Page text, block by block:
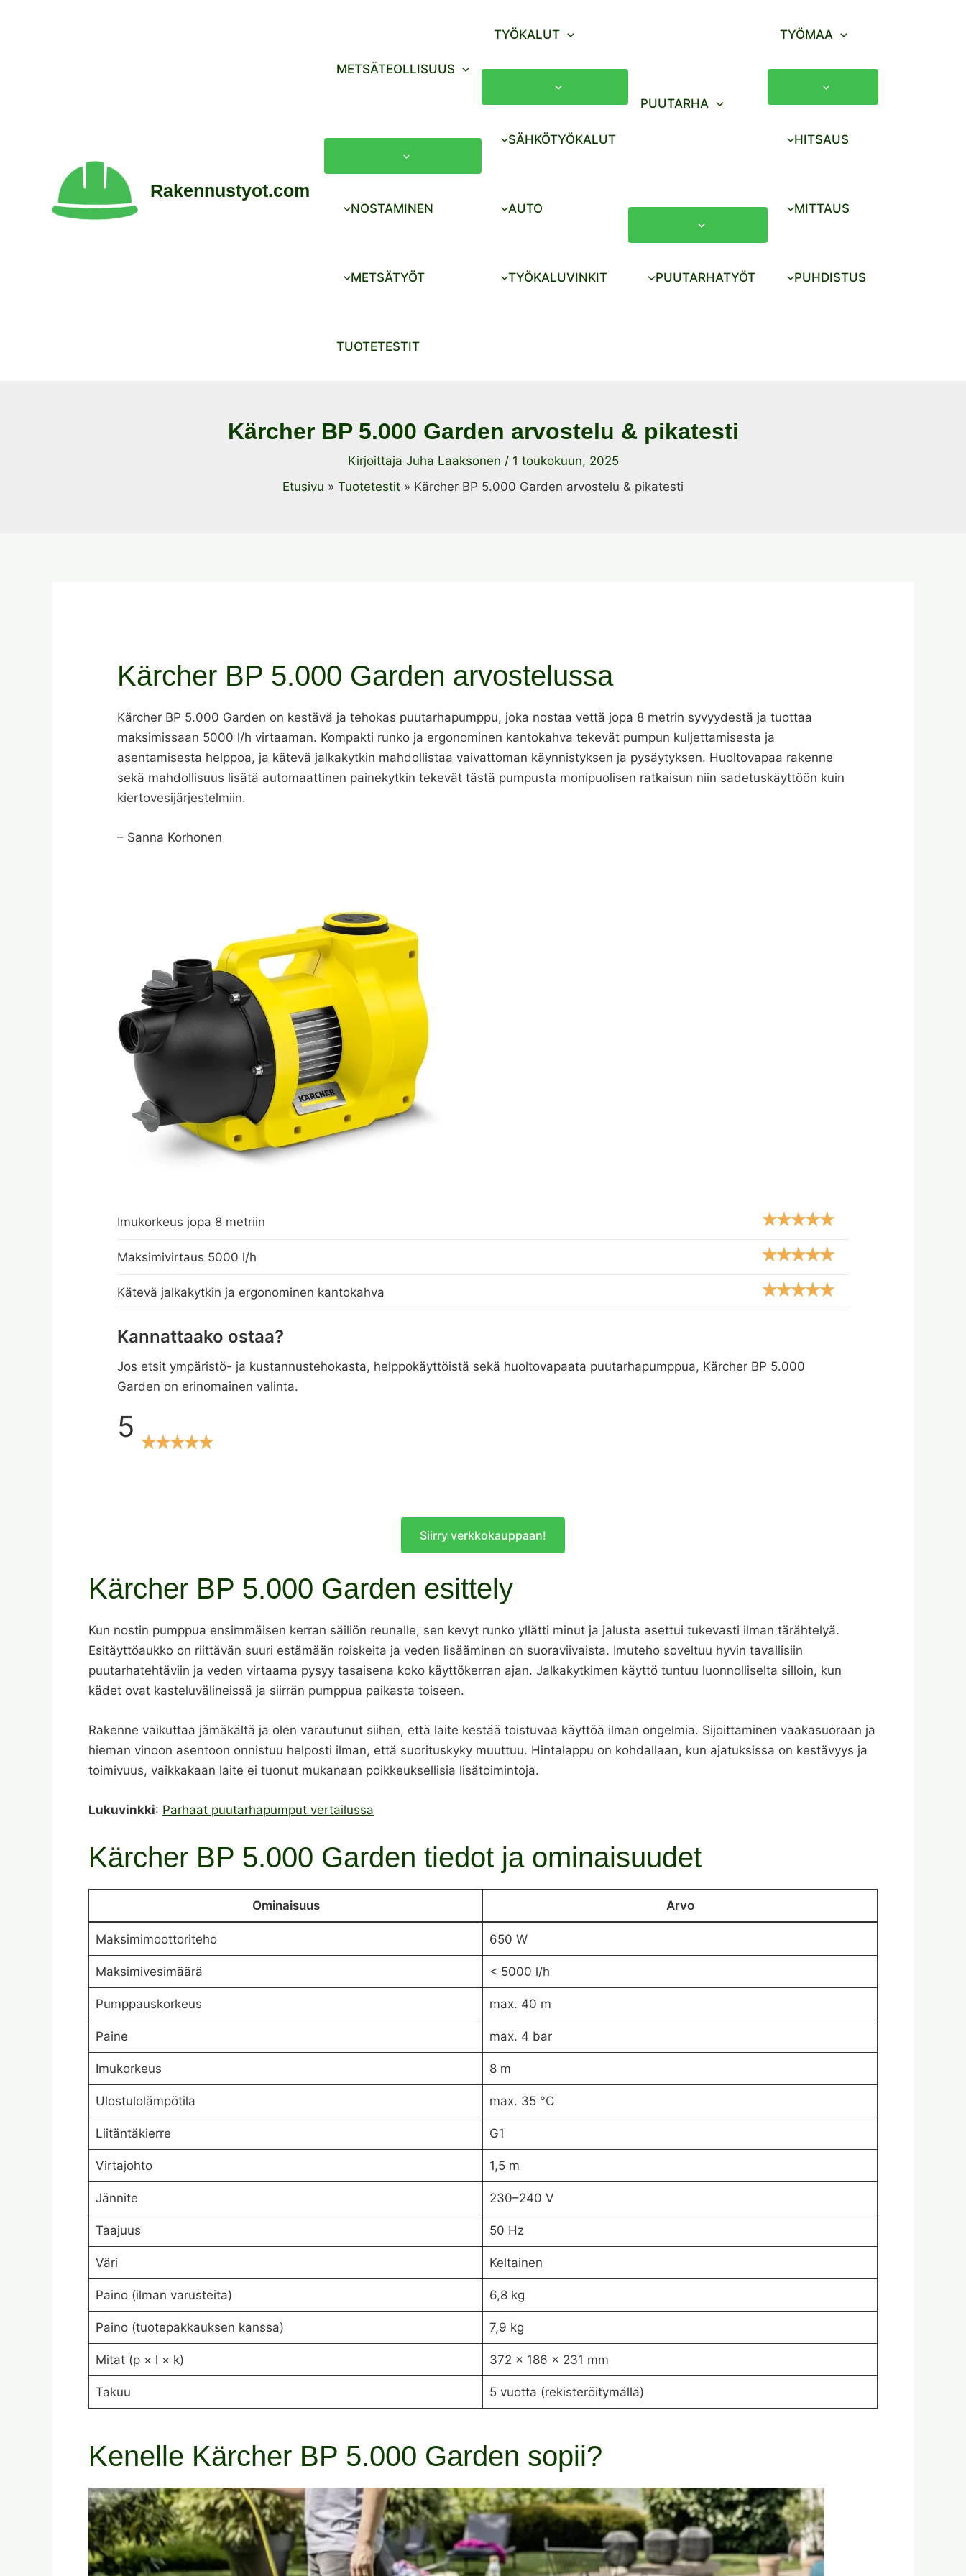
Rakennustyot.com
METSÄTEOLLISUUS
NOSTAMINEN
METSÄTYÖT
TYÖKALUT
SÄHKÖTYÖKALUT
AUTO
TYÖKALUVINKIT
PUUTARHA
PUUTARHATYÖT
TYÖMAA
HITSAUS
MITTAUS
PUHDISTUS
TUOTETESTIT
Kärcher BP 5.000 Garden arvostelu & pikatesti
Kirjoittaja Juha Laaksonen / 1 toukokuun, 2025
Etusivu
Tuotetestit Kärcher BP 5.000 Garden arvostelu & pikatesti
Kärcher BP 5.000 Garden arvostelussa
Kärcher BP 5.000 Garden on kestävä ja tehokas puutarhapumppu, joka nostaa vettä jopa 8 metrin syvyydestä ja tuottaa
maksimissaan 5000 l/h virtaaman. Kompakti runko ja ergonominen kantokahva tekevät pumpun kuljettamisesta ja
asentamisesta helppoa, ja kätevä jalkakytkin mahdollistaa vaivattoman käynnistyksen ja pysäytyksen. Huoltovapaa rakenne
sekä mahdollisuus lisätä automaattinen painekytkin tekevät tästä pumpusta monipuolisen ratkaisun niin sadetuskäyttöön kuin
kierto­vesijärjestelmiin.
– Sanna Korhonen
Imukorkeus jopa 8 metriin
Maksimivirtaus 5000 l/h
Kätevä jalkakytkin ja ergonominen kantokahva
Kannattaako ostaa?
Jos etsit ympäristö- ja kustannustehokasta, helppokäyttöistä sekä huoltovapaata puutarhapumppua, Kärcher BP 5.000
Garden on erinomainen valinta.
5
Siirry verkkokauppaan!
Kärcher BP 5.000 Garden esittely
Kun nostin pumppua ensimmäisen kerran säiliön reunalle, sen kevyt runko yllätti minut ja jalusta asettui tukevasti ilman tärähtelyä.
Esitäyttöaukko on riittävän suuri estämään roiskeita ja veden lisääminen on suoraviivaista. Imuteho soveltuu hyvin tavallisiin
puutarhatehtäviin ja veden virtaama pysyy tasaisena koko käyttökerran ajan. Jalkakytkimen käyttö tuntuu luonnolliselta silloin, kun
kädet ovat kasteluvälineissä ja siirrän pumppua paikasta toiseen.
Rakenne vaikuttaa jämäkältä ja olen varautunut siihen, että laite kestää toistuvaa käyttöä ilman ongelmia. Sijoittaminen vaakasuoraan ja
hieman vinoon asentoon onnistuu helposti ilman, että suorituskyky muuttuu. Hintalappu on kohdallaan, kun ajatuksissa on kestävyys ja
toimivuus, vaikkakaan laite ei tuonut mukanaan poikkeuksellisia lisätoimintoja.
Lukuvinkki: Parhaat puutarhapumput vertailussa
Kärcher BP 5.000 Garden tiedot ja ominaisuudet
Ominaisuus Arvo
Maksimimoottoriteho 650 W
Maksimivesimäärä < 5000 l/h
Pumppauskorkeus max. 40 m
Paine max. 4 bar
Imukorkeus 8 m
Ulostulolämpötila max. 35 °C
Liitäntäkierre G1
Virtajohto 1,5 m
Jännite 230–240 V
Taajuus 50 Hz
Väri Keltainen
Paino (ilman varusteita) 6,8 kg
Paino (tuotepakkauksen kanssa) 7,9 kg
Mitat (p × l × k) 372 × 186 × 231 mm
Takuu 5 vuotta (rekisteröitymällä)
Kenelle Kärcher BP 5.000 Garden sopii?